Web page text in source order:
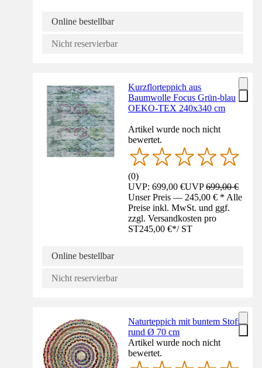
Online bestellbar
Nicht reservierbar
Kurzflorteppich aus
Baumwolle Focus Grün-blau
OEKO-TEX 240x340 cm
Artikel wurde noch nicht
bewertet.
(0)
UVP: 699,00 €UVP699,00 €
Unser Preis — 245,00 € * Alle
Preise inkl. MwSt. und ggf.
zzgl. Versandkosten pro
ST245,00 €*/ ST
Online bestellbar
Nicht reservierbar
Naturteppich mit buntem Stoff
rund Ø 70 cm
Artikel wurde noch nicht
bewertet.